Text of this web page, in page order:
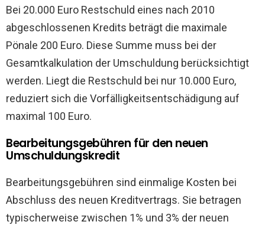
Bei 20.000 Euro Restschuld eines nach 2010
abgeschlossenen Kredits beträgt die maximale
Pönale 200 Euro. Diese Summe muss bei der
Gesamtkalkulation der Umschuldung berücksichtigt
werden. Liegt die Restschuld bei nur 10.000 Euro,
reduziert sich die Vorfälligkeitsentschädigung auf
maximal 100 Euro.
Bearbeitungsgebühren für den neuen
Umschuldungskredit
Bearbeitungsgebühren sind einmalige Kosten bei
Abschluss des neuen Kreditvertrags. Sie betragen
typischerweise zwischen 1% und 3% der neuen